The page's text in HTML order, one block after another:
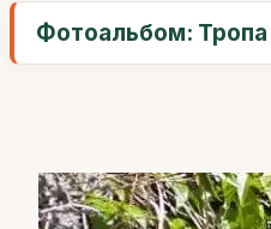
Фотоальбом: Тропа